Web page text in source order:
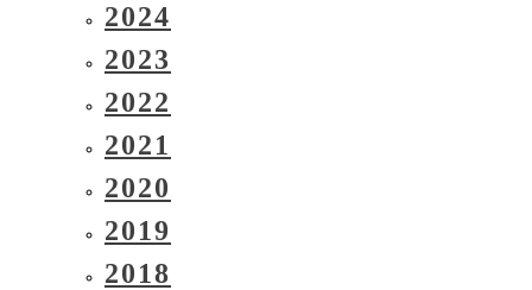
2024
2023
2022
2021
2020
2019
2018